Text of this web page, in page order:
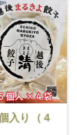
入り（４